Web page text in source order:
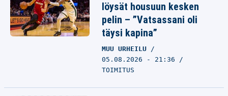
löysät housuun kesken
pelin – ”Vatsassani oli
täysi kapina”
MUU URHEILU
05.08.2026 - 21:36
TOIMITUS